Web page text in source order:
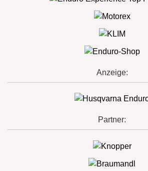
Anzeige:
Partner: